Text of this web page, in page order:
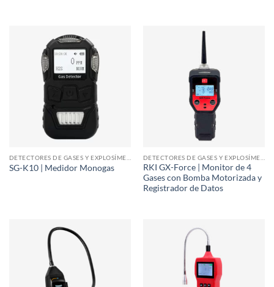
SG-K10 | Medidor Monogas
RKI GX-Force | Monitor de 4
Gases con Bomba Motorizada y
Registrador de Datos